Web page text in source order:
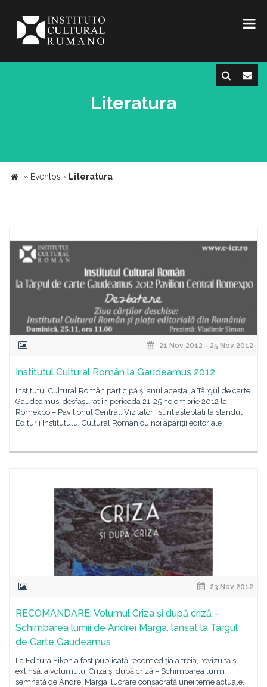
Literatura
» Eventos › Literatura
21 Nov 2012 - 25 Nov 2012
Institutul Cultural Român la Gaudeamus 2012
Institutul Cultural Român participă și anul acesta la Târgul de carte
Gaudeamus, desfășurat în perioada 21-25 noiembrie 2012 la
Romexpo – Pavilionul Central. Vizitatorii sunt așteptați la standul
Editurii Institutului Cultural Român cu noi apariții editoriale
23 Nov 2012
RECOMANDARE: Volumul Criza și după criză –
Schimbarea lumii de Andrei Marga, lansat la Târgul
de Carte Gaudeamus
La Editura Eikon a fost publicată recent ediția a treia, revizuită și
extinsă, a volumului Criza și după criză – Schimbarea lumii
semnată de Andrei Marga, lucrare consacrată unei teme actuale,